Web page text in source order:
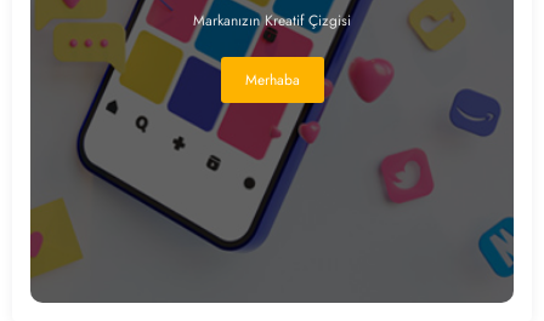
Markanızın Kreatif Çizgisi
Merhaba